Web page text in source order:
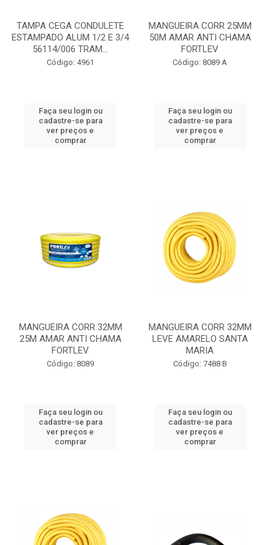
TAMPA CEGA CONDULETE
ESTAMPADO ALUM 1/2 E 3/4
56114/006 TRAM...
Código: 4961
Faça seu login ou
cadastre-se para
ver preços e
comprar
MANGUEIRA CORR 25MM
50M AMAR ANTI CHAMA
FORTLEV
Código: 8089 A
Faça seu login ou
cadastre-se para
ver preços e
comprar
MANGUEIRA CORR 32MM
25M AMAR ANTI CHAMA
FORTLEV
Código: 8089
Faça seu login ou
cadastre-se para
ver preços e
comprar
MANGUEIRA CORR 32MM
LEVE AMARELO SANTA
MARIA
Código: 7488 B
Faça seu login ou
cadastre-se para
ver preços e
comprar